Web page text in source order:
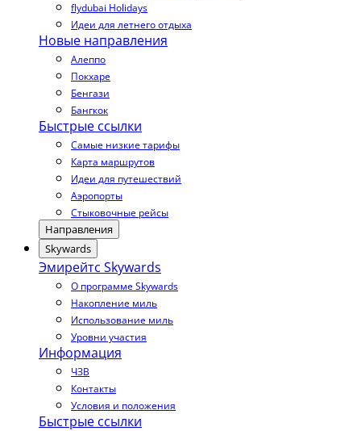
flydubai Holidays
Идеи для летнего отдыха
Новые направления
Алеппо
Покхаре
Бенгази
Бангкок
Быстрые ссылки
Самые низкие тарифы
Карта маршрутов
Идеи для путешествий
Аэропорты
Стыковочные рейсы
Направления
Skywards
Эмирейтс Skywards
О программе Skywards
Накопление миль
Использование миль
Уровни участия
Информация
ЧЗВ
Контакты
Условия и положения
Быстрые ссылки